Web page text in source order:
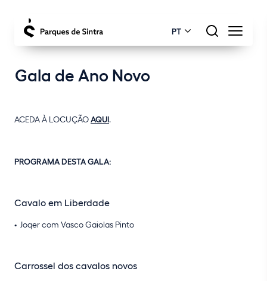
PT
Gala de Ano Novo
ACEDA À LOCUÇÃO AQUI.
PROGRAMA DESTA GALA:
Cavalo em Liberdade
Joqer com Vasco Gaiolas Pinto
Carrossel dos cavalos novos